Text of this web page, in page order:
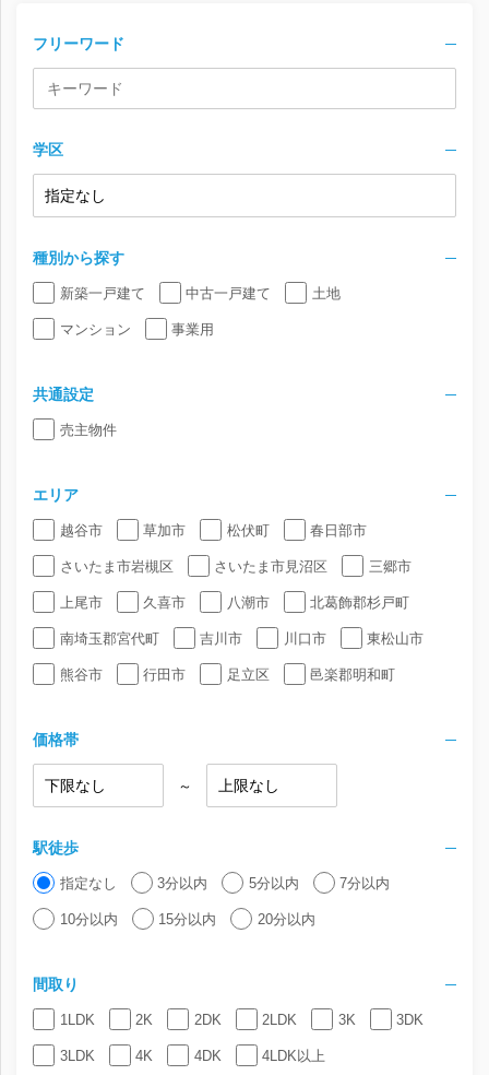
フリーワード
学区
種別から探す
新築一戸建て 中古一戸建て 土地
マンション 事業用
共通設定
売主物件
エリア
越谷市 草加市 松伏町 春日部市
さいたま市岩槻区 さいたま市見沼区 三郷市
上尾市 久喜市 八潮市 北葛飾郡杉戸町
南埼玉郡宮代町 吉川市 川口市 東松山市
熊谷市 行田市 足立区 邑楽郡明和町
価格帯
～
駅徒歩
指定なし 3分以内 5分以内 7分以内
10分以内 15分以内 20分以内
間取り
1LDK 2K 2DK 2LDK 3K 3DK
3LDK 4K 4DK 4LDK以上